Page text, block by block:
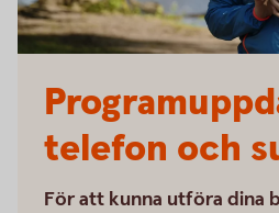
telefon och
För att kunna utföra dina